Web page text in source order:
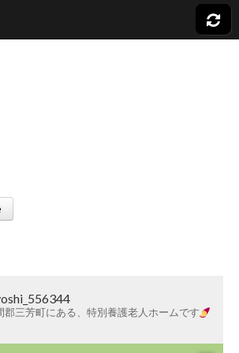
郡三芳町にある、特別養護老人ホームです